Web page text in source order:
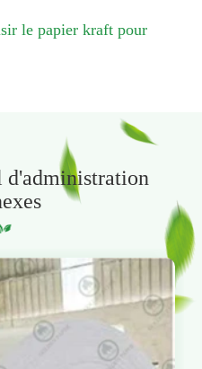
le papier kraft pour
d'administration